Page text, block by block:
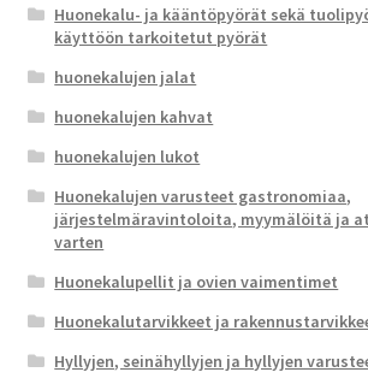
Huonekalu- ja kääntöpyörät sekä
käyttöön tarkoitetut pyörät
huonekalujen jalat
huonekalujen kahvat
huonekalujen lukot
Huonekalujen varusteet gastronomiaa,
järjestelmäravintoloita, myymälöitä ja
varten
Huonekalupellit ja ovien vaimentimet
Huonekalutarvikkeet ja
Hyllyjen, seinähyllyjen ja hyllyjen